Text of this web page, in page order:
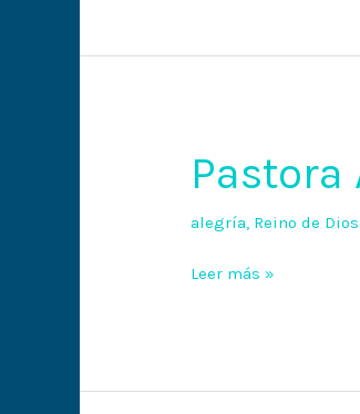
Pastora
alegría, Reino de Dios
Pastora
Andrea.
Deleite
Leer más »